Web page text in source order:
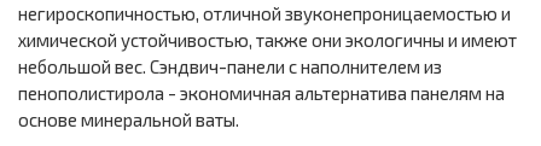
негироскопичностью, отличной звуконепроницаемостью и
химической устойчивостью, также они экологичны и имеют
небольшой вес. Сэндвич-панели с наполнителем из
пенополистирола - экономичная альтернатива панелям на
основе минеральной ваты.